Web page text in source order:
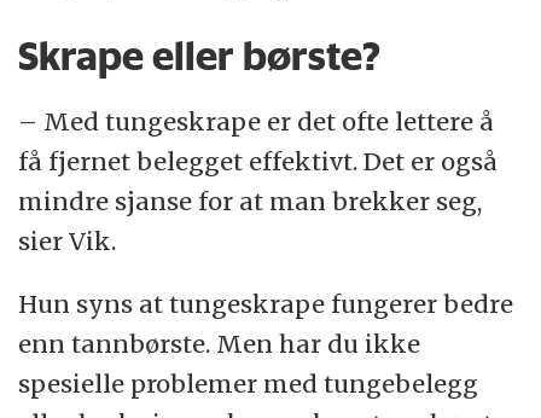
Skrape eller børste?
– Med tungeskrape er det ofte lettere å
få fjernet belegget effektivt. Det er også
mindre sjanse for at man brekker seg,
sier Vik.
Hun syns at tungeskrape fungerer bedre
enn tannbørste. Men har du ikke
spesielle problemer med tungebelegg